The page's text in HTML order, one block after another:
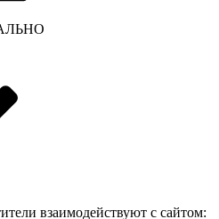
взаимодействуют с сайтом: